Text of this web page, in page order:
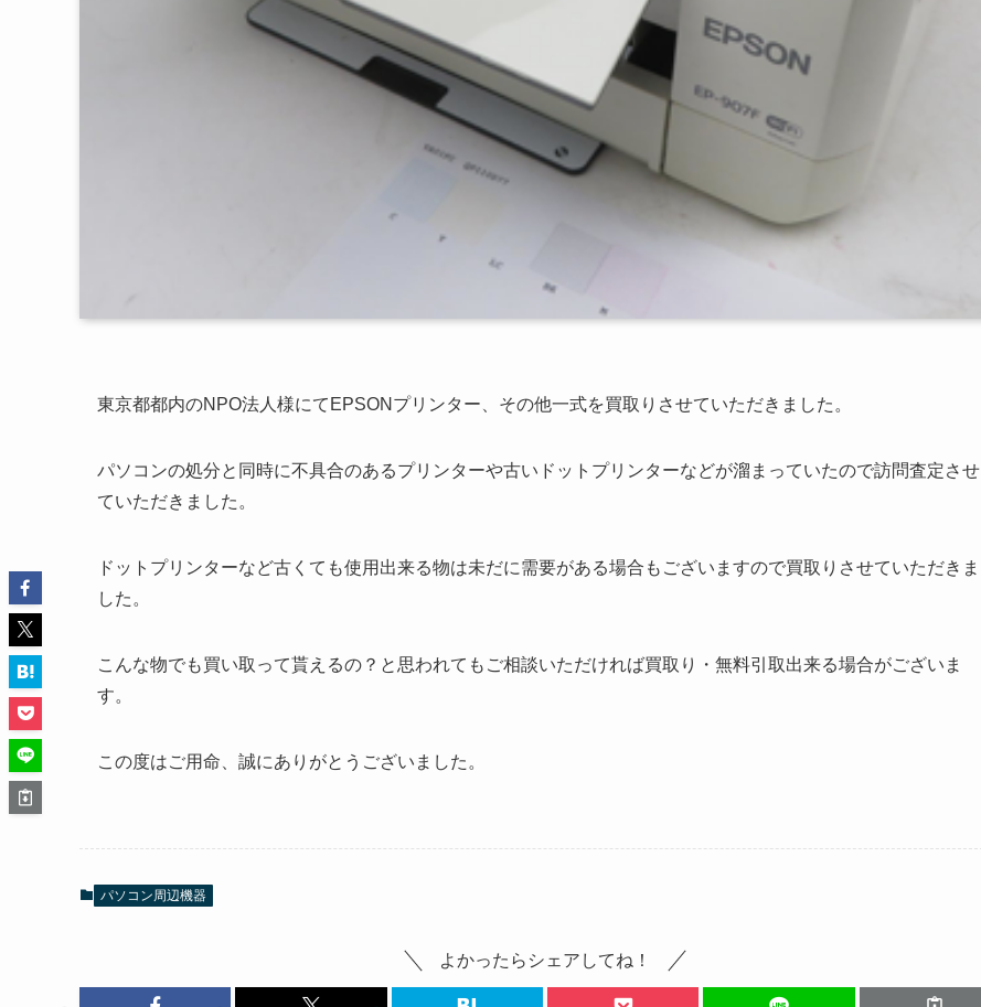
東京都都内のNPO法人様にてEPSONプリンター、その他一式を買取りさせていただきました。
パソコンの処分と同時に不具合のあるプリンターや古いドットプリンターなどが溜まっていたので訪問査定させ
ていただきました。
ドットプリンターなど古くても使用出来る物は未だに需要がある場合もございますので買取りさせていただきま
した。
こんな物でも買い取って貰えるの？と思われてもご相談いただければ買取り・無料引取出来る場合がございま
す。
この度はご用命、誠にありがとうございました。
パソコン周辺機器
よかったらシェアしてね！